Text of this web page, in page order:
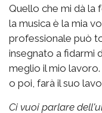
Quello che mi dà la
la musica è la mia
professionale può
insegnato a fidarmi
meglio il mio
o poi, farà il suo
Ci vuoi parlare